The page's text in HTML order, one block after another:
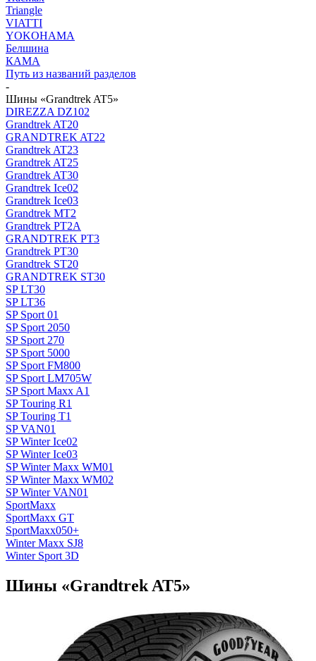
Triangle
VIATTI
YOKOHAMA
Белшина
КАМА
Путь из названий разделов
-
Шины «Grandtrek AT5»
DIREZZA DZ102
Grandtrek AT20
GRANDTREK AT22
Grandtrek AT23
Grandtrek AT25
Grandtrek AT30
Grandtrek Ice02
Grandtrek Ice03
Grandtrek MT2
Grandtrek PT2А
GRANDTREK PT3
Grandtrek PT30
Grandtrek ST20
GRANDTREK ST30
SP LT30
SP LT36
SP Sport 01
SP Sport 2050
SP Sport 270
SP Sport 5000
SP Sport FM800
SP Sport LM705W
SP Sport Maxx A1
SP Touring R1
SP Touring T1
SP VAN01
SP Winter Ice02
SP Winter Ice03
SP Winter Maxx WM01
SP Winter Maxx WM02
SP Winter VAN01
SportMaxx
SportMaxx GT
SportMaxx050+
Winter Maxx SJ8
Winter Sport 3D
Шины «Grandtrek AT5»